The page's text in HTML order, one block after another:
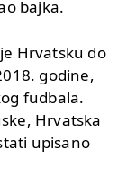
bajka.
Hrvatsku do
godine,
fudbala.
Hrvatska
upisano